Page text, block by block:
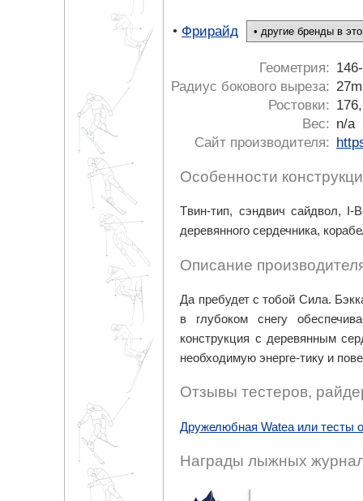
• Фрирайд
Геометрия:
Радиус бокового выреза:
Ростовки:
Вес:
n/a
Сайт производителя:
Особенности
Tвин-тип, сэндвич сайдвол,
деревянного сердечника,
Описание
Да пребудет с тобой Сила.
в глубоком снегу
конструкция с деревянным
необходимую энерге-тику и
Отзывы тестеров,
Дружелюбная Watea или тесты
Награды лыжных